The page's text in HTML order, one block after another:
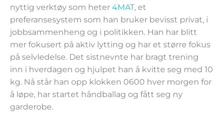
nyttig verktøy som heter 4MAT, et
preferansesystem som han bruker bevisst privat, i
jobbsammenheng og i politikken. Han har blitt
mer fokusert på aktiv lytting og har et større fokus
på selvledelse. Det sistnevnte har bragt trening
inn i hverdagen og hjulpet han å kvitte seg med 10
kg. Nå står han opp klokken 0600 hver morgen for
å løpe, har startet håndballag og fått seg ny
garderobe.